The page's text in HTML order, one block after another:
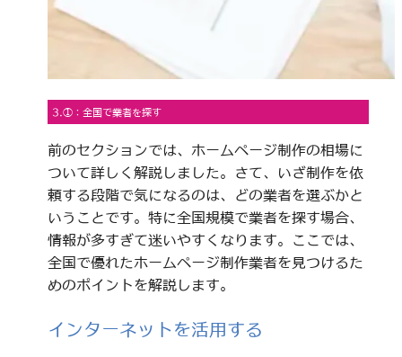
3.①：全国で業者を探す
前のセクションでは、ホームページ制作の相場に
ついて詳しく解説しました。さて、いざ制作を依
頼する段階で気になるのは、どの業者を選ぶかと
いうことです。特に全国規模で業者を探す場合、
情報が多すぎて迷いやすくなります。ここでは、
全国で優れたホームページ制作業者を見つけるた
めのポイントを解説します。
インターネットを活用する